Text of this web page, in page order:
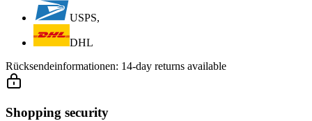
USPS,
DHL
Rücksendeinformationen: 14-day returns available
Shopping security